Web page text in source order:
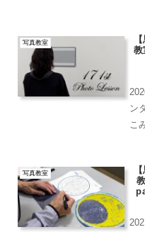
の
真
写真教室
教
ン
こ
ン
習
写真教室